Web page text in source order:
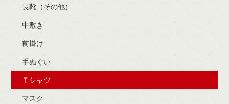
長靴（その他）
中敷き
前掛け
手ぬぐい
Ｔシャツ
マスク